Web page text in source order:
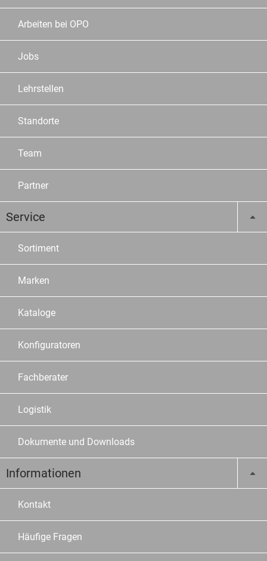
Arbeiten bei OPO
Jobs
Lehrstellen
Standorte
Team
Partner
Service
Sortiment
Marken
Kataloge
Konfiguratoren
Fachberater
Logistik
Dokumente und Downloads
Informationen
Kontakt
Häufige Fragen